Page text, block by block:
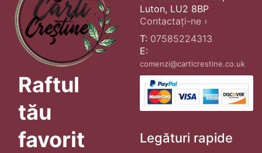
Raftul
tău
favorit
Luton, LU2 8BP
Contactați-ne ›
T: 07585224313
E:
comenzi@carticrestine.co.uk
Legături rapide